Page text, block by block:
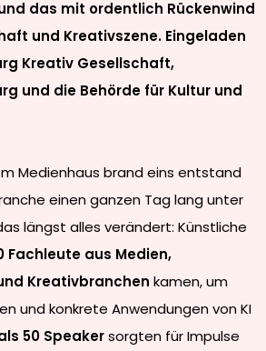
das mit ordentlich Rückenwind
und Kreativszene. Eingeladen
Kreativ Gesellschaft,
und die Behörde für Kultur und
Medienhaus brand eins entstand
einen ganzen Tag lang unter
längst alles verändert: Künstliche
Fachleute aus Medien,
Kreativbranchen kamen, um
und konkrete Anwendungen von KI
50 Speakersorgten für Impulse